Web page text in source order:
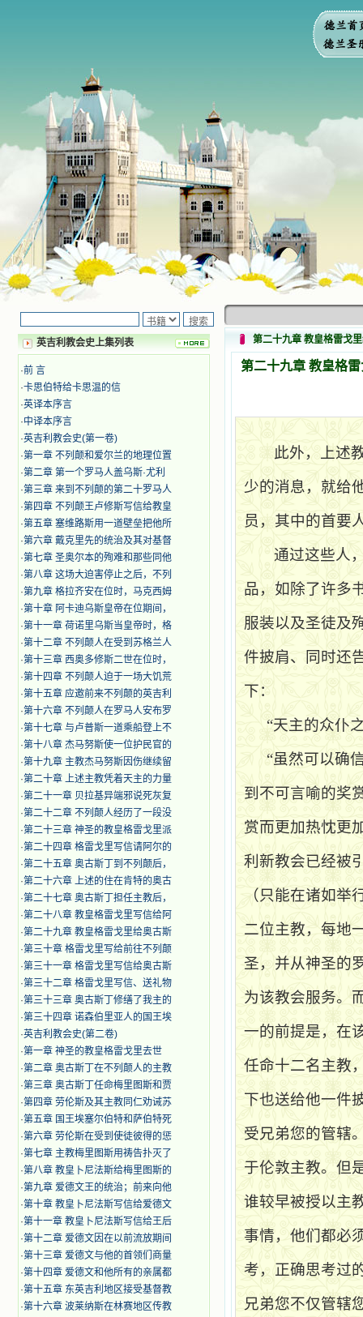
英吉利教会史上集列表
·前 言
·卡思伯特给卡思温的信
·英译本序言
·中译本序言
·英吉利教会史(第一卷)
·第一章 不列颠和爱尔兰的地理位置
·第二章 第一个罗马人盖乌斯·尤利
·第三章 来到不列颠的第二十罗马人
·第四章 不列颠王卢修斯写信给教皇
·第五章 塞维路斯用一道壁垒把他所
·第六章 戴克里先的统治及其对基督
·第七章 圣奥尔本的殉难和那些同他
·第八章 这场大迫害停止之后，不列
·第九章 格拉齐安在位时，马克西姆
·第十章 阿卡迪乌斯皇帝在位期间，
·第十一章 荷诺里乌斯当皇帝时，格
·第十二章 不列颠人在受到苏格兰人
·第十三章 西奥多修斯二世在位时，
·第十四章 不列颠人迫于一场大饥荒
·第十五章 应邀前来不列颠的英吉利
·第十六章 不列颠人在罗马人安布罗
·第十七章 与卢普斯一道乘船登上不
·第十八章 杰马努斯使一位护民官的
·第十九章 主教杰马努斯因伤继续留
·第二十章 上述主教凭着天主的力量
·第二十一章 贝拉基异端邪说死灰复
·第二十二章 不列颠人经历了一段没
·第二十三章 神圣的教皇格雷戈里派
·第二十四章 格雷戈里写信请阿尔的
·第二十五章 奥古斯丁到不列颠后，
·第二十六章 上述的住在肯特的奥古
·第二十七章 奥古斯丁担任主教后，
·第二十八章 教皇格雷戈里写信给阿
·第二十九章 教皇格雷戈里给奥古斯
·第三十章 格雷戈里写给前往不列颠
·第三十一章 格雷戈里写信给奥古斯
·第三十二章 格雷戈里写信、送礼物
·第三十三章 奥古斯丁修缮了我主的
·第三十四章 诺森伯里亚人的国王埃
·英吉利教会史(第二卷)
·第一章 神圣的教皇格雷戈里去世
·第二章 奥古斯丁在不列颠人的主教
·第三章 奥古斯丁任命梅里图斯和贾
·第四章 劳伦斯及其主教同仁劝诫苏
·第五章 国王埃塞尔伯特和萨伯特死
·第六章 劳伦斯在受到使徒彼得的惩
·第七章 主教梅里图斯用祷告扑灭了
·第八章 教皇卜尼法斯给梅里图斯的
·第九章 爱德文王的统治；前来向他
·第十章 教皇卜尼法斯写信给爱德文
·第十一章 教皇卜尼法斯写信给王后
·第十二章 爱德文因在以前流放期间
·第十三章 爱德文与他的首领们商量
·第十四章 爱德文和他所有的亲属都
·第十五章 东英吉利地区接受基督教
·第十六章 波莱纳斯在林赛地区传教
第二十九章 教皇格雷戈
第二十九章 教皇格
此外，上述
少的消息，就给
员，其中的首要
通过这些人
品，如除了许多
服装以及圣徒及
件披肩、同时还
下：
“天主的众仆
“虽然可以确
到不可言喻的奖
赏而更加热忱更
利新教会已经被
（只能在诸如举
二位主教，每地
圣，并从神圣的
为该教会服务。
一的前提是，在
任命十二名主教
下也送给他一件
受兄弟您的管辖
于伦敦主教。但
谁较早被授以主
事情，他们都必
考，正确思考过
兄弟您不仅管辖